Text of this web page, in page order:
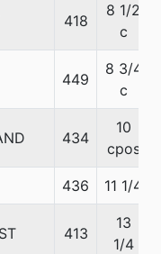
418
8 1/2
c
449
8 3/4
c
434
10
cpos
436 11 1/4
413
13
1/4